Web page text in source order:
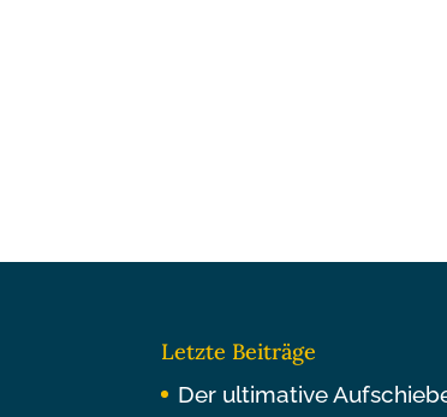
Letzte Beiträge
Der ultimative